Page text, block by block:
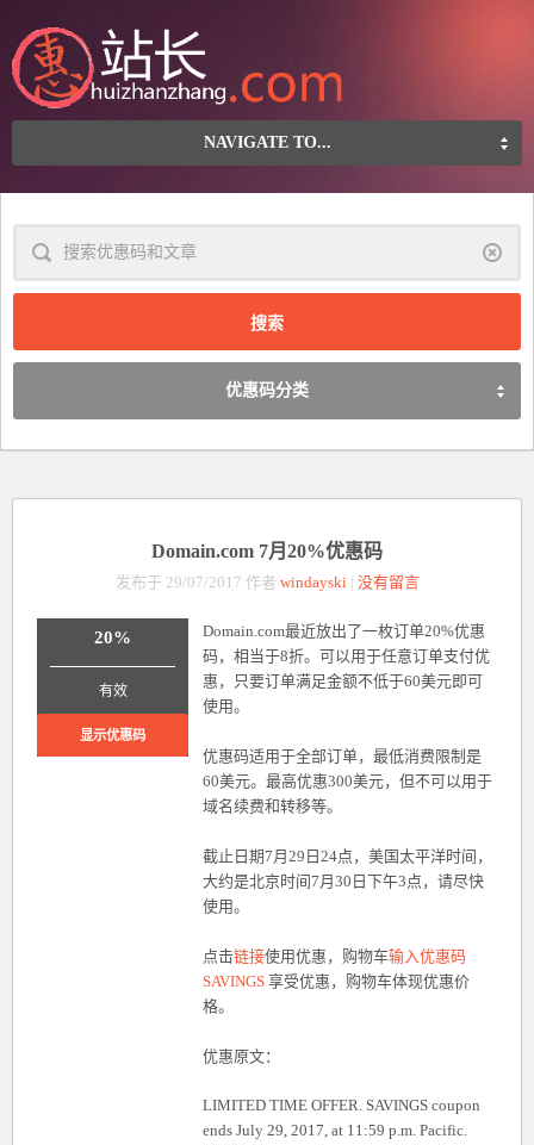
NAVIGATE TO...
清
优惠码分类
Domain.com 7月20%优惠码
发布于 29/07/2017 作者 windayski| 没有留言
20%
有效
显示优惠码
Domain.com最近放出了一枚订单20%优惠
码，相当于8折。可以用于任意订单支付优
惠，只要订单满足金额不低于60美元即可
使用。
优惠码适用于全部订单，最低消费限制是
60美元。最高优惠300美元，但不可以用于
域名续费和转移等。
截止日期7月29日24点，美国太平洋时间，
大约是北京时间7月30日下午3点，请尽快
使用。
点击链接使用优惠，购物车输入优惠码
SAVINGS 享受优惠，购物车体现优惠价
格。
优惠原文：
LIMITED TIME OFFER. SAVINGS coupon
ends July 29, 2017, at 11:59 p.m. Pacific.